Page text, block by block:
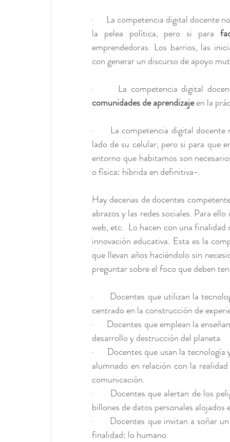
·      La competencia digital docente
la pelea política, pero si para
emprendedoras. Los barrios, las
con generar un discurso de apoyo
·      La competencia digital
comunidades de aprendizaje en la
·      La competencia digital
lado de su celular, pero si para que
entorno que habitamos son
o física: híbrida en definitiva-.
Hay decenas de docentes
abrazos y las redes sociales. Para
web, etc.  Lo hacen con una
innovación educativa. Esta es la
que llevan años haciéndolo sin
preguntar sobre el foco que deben
·      Docentes que utilizan la
centrado en la construcción de
·      Docentes que emplean la
desarrollo y destrucción del planeta.
·      Docentes que usan la
alumnado en relación con la
comunicación.
·      Docentes que alertan de los
billones de datos personales
·      Docentes que invitan a soñar
finalidad: lo humano.